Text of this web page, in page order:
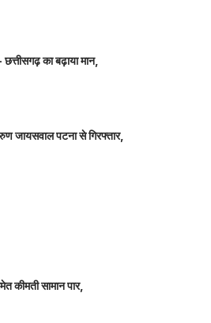
का बढ़ाया मान,
जायसवाल पटना से गिरफ्तार,
कीमती सामान पार,